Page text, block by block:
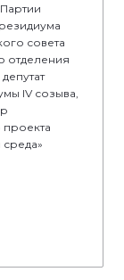
совета
отделения
IV созыва,
среда»